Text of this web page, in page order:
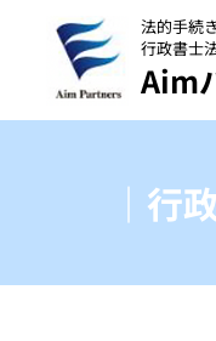
法的手続
行政書士
Aim
｜行